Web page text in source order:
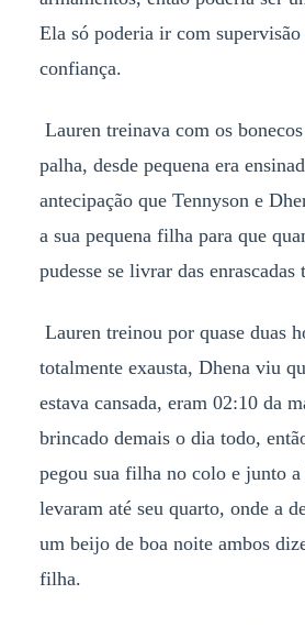
Ela só poderia ir com
confiança.
Lauren treinava com os
palha, desde pequena era
antecipação que Tennyson e
a sua pequena filha para que
pudesse se livrar das
Lauren treinou por quase duas
totalmente exausta, Dhena viu
estava cansada, eram 02:10 da
brincado demais o dia todo,
pegou sua filha no colo e junto a
levaram até seu quarto, onde a
um beijo de boa noite ambos
filha.